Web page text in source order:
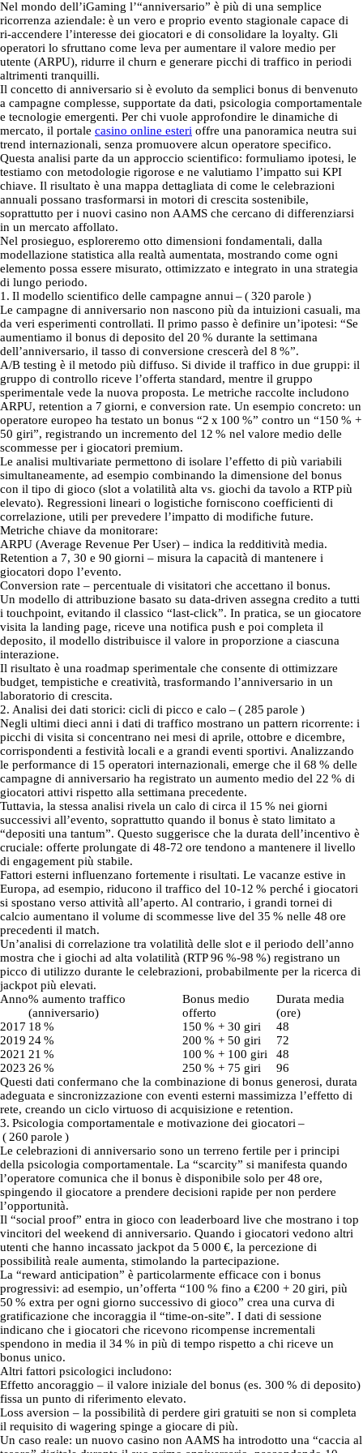
Nel mondo dell’iGaming l’“anniversario” è più di una semplice
ricorrenza aziendale: è un vero e proprio evento stagionale capace di
ri‑accendere l’interesse dei giocatori e di consolidare la loyalty. Gli
operatori lo sfruttano come leva per aumentare il valore medio per
utente (ARPU), ridurre il churn e generare picchi di traffico in periodi
altrimenti tranquilli.
Il concetto di anniversario si è evoluto da semplici bonus di benvenuto
a campagne complesse, supportate da dati, psicologia comportamentale
e tecnologie emergenti. Per chi vuole approfondire le dinamiche di
mercato, il portale casino online esteri offre una panoramica neutra sui
trend internazionali, senza promuovere alcun operatore specifico.
Questa analisi parte da un approccio scientifico: formuliamo ipotesi, le
testiamo con metodologie rigorose e ne valutiamo l’impatto sui KPI
chiave. Il risultato è una mappa dettagliata di come le celebrazioni
annuali possano trasformarsi in motori di crescita sostenibile,
soprattutto per i nuovi casino non AAMS che cercano di differenziarsi
in un mercato affollato.
Nel prosieguo, esploreremo otto dimensioni fondamentali, dalla
modellazione statistica alla realtà aumentata, mostrando come ogni
elemento possa essere misurato, ottimizzato e integrato in una strategia
di lungo periodo.
1. Il modello scientifico delle campagne annui – ( 320 parole )
Le campagne di anniversario non nascono più da intuizioni casuali, ma
da veri esperimenti controllati. Il primo passo è definire un’ipotesi: “Se
aumentiamo il bonus di deposito del 20 % durante la settimana
dell’anniversario, il tasso di conversione crescerà del 8 %”.
A/B testing è il metodo più diffuso. Si divide il traffico in due gruppi: il
gruppo di controllo riceve l’offerta standard, mentre il gruppo
sperimentale vede la nuova proposta. Le metriche raccolte includono
ARPU, retention a 7 giorni, e conversion rate. Un esempio concreto: un
operatore europeo ha testato un bonus “2 x 100 %” contro un “150 % +
50 giri”, registrando un incremento del 12 % nel valore medio delle
scommesse per i giocatori premium.
Le analisi multivariate permettono di isolare l’effetto di più variabili
simultaneamente, ad esempio combinando la dimensione del bonus
con il tipo di gioco (slot a volatilità alta vs. giochi da tavolo a RTP più
elevato). Regressioni lineari o logistiche forniscono coefficienti di
correlazione, utili per prevedere l’impatto di modifiche future.
Metriche chiave da monitorare:
ARPU (Average Revenue Per User) – indica la redditività media.
Retention a 7, 30 e 90 giorni – misura la capacità di mantenere i
giocatori dopo l’evento.
Conversion rate – percentuale di visitatori che accettano il bonus.
Un modello di attribuzione basato su data‑driven assegna credito a tutti
i touchpoint, evitando il classico “last‑click”. In pratica, se un giocatore
visita la landing page, riceve una notifica push e poi completa il
deposito, il modello distribuisce il valore in proporzione a ciascuna
interazione.
Il risultato è una roadmap sperimentale che consente di ottimizzare
budget, tempistiche e creatività, trasformando l’anniversario in un
laboratorio di crescita.
2. Analisi dei dati storici: cicli di picco e calo – ( 285 parole )
Negli ultimi dieci anni i dati di traffico mostrano un pattern ricorrente: i
picchi di visita si concentrano nei mesi di aprile, ottobre e dicembre,
corrispondenti a festività locali e a grandi eventi sportivi. Analizzando
le performance di 15 operatori internazionali, emerge che il 68 % delle
campagne di anniversario ha registrato un aumento medio del 22 % di
giocatori attivi rispetto alla settimana precedente.
Tuttavia, la stessa analisi rivela un calo di circa il 15 % nei giorni
successivi all’evento, soprattutto quando il bonus è stato limitato a
“depositi una tantum”. Questo suggerisce che la durata dell’incentivo è
cruciale: offerte prolungate di 48‑72 ore tendono a mantenere il livello
di engagement più stabile.
Fattori esterni influenzano fortemente i risultati. Le vacanze estive in
Europa, ad esempio, riducono il traffico del 10‑12 % perché i giocatori
si spostano verso attività all’aperto. Al contrario, i grandi tornei di
calcio aumentano il volume di scommesse live del 35 % nelle 48 ore
precedenti il match.
Un’analisi di correlazione tra volatilità delle slot e il periodo dell’anno
mostra che i giochi ad alta volatilità (RTP 96 %‑98 %) registrano un
picco di utilizzo durante le celebrazioni, probabilmente per la ricerca di
jackpot più elevati.
Anno% aumento traffico
(anniversario)
Bonus medio
offerto
Durata media
(ore)
2017 18 % 150 % + 30 giri
48
2019 24 % 200 % + 50 giri
72
2021 21 % 100 % + 100 giri
48
2023 26 % 250 % + 75 giri
96
Questi dati confermano che la combinazione di bonus generosi, durata
adeguata e sincronizzazione con eventi esterni massimizza l’effetto di
rete, creando un ciclo virtuoso di acquisizione e retention.
3. Psicologia comportamentale e motivazione dei giocatori –
( 260 parole )
Le celebrazioni di anniversario sono un terreno fertile per i principi
della psicologia comportamentale. La “scarcity” si manifesta quando
l’operatore comunica che il bonus è disponibile solo per 48 ore,
spingendo il giocatore a prendere decisioni rapide per non perdere
l’opportunità.
Il “social proof” entra in gioco con leaderboard live che mostrano i top
vincitori del weekend di anniversario. Quando i giocatori vedono altri
utenti che hanno incassato jackpot da 5 000 €, la percezione di
possibilità reale aumenta, stimolando la partecipazione.
La “reward anticipation” è particolarmente efficace con i bonus
progressivi: ad esempio, un’offerta “100 % fino a €200 + 20 giri, più
50 % extra per ogni giorno successivo di gioco” crea una curva di
gratificazione che incoraggia il “time‑on‑site”. I dati di sessione
indicano che i giocatori che ricevono ricompense incrementali
spendono in media il 34 % in più di tempo rispetto a chi riceve un
bonus unico.
Altri fattori psicologici includono:
Effetto ancoraggio – il valore iniziale del bonus (es. 300 % di deposito)
fissa un punto di riferimento elevato.
Loss aversion – la possibilità di perdere giri gratuiti se non si completa
il requisito di wagering spinge a giocare di più.
Un caso reale: un nuovo casino non AAMS ha introdotto una “caccia al